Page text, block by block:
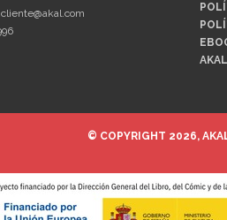
© COPYRIGHT 2026,